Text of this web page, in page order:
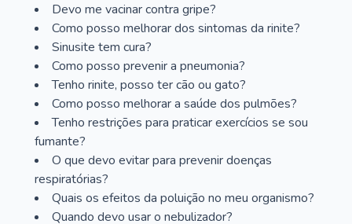
Devo me vacinar contra gripe?
Como posso melhorar dos sintomas da rinite?
Sinusite tem cura?
Como posso prevenir a pneumonia?
Tenho rinite, posso ter cão ou gato?
Como posso melhorar a saúde dos pulmões?
Tenho restrições para praticar exercícios se sou
fumante?
O que devo evitar para prevenir doenças
respiratórias?
Quais os efeitos da poluição no meu organismo?
Quando devo usar o nebulizador?